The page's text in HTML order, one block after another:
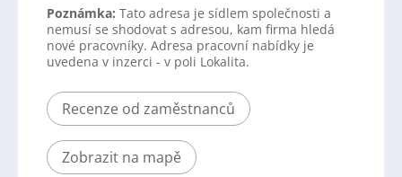
Poznámka: Tato adresa je sídlem společnosti a
nemusí se shodovat s adresou, kam firma hledá
nové pracovníky. Adresa pracovní nabídky je
uvedena v inzerci - v poli Lokalita.
Recenze od zaměstnanců
Zobrazit na mapě